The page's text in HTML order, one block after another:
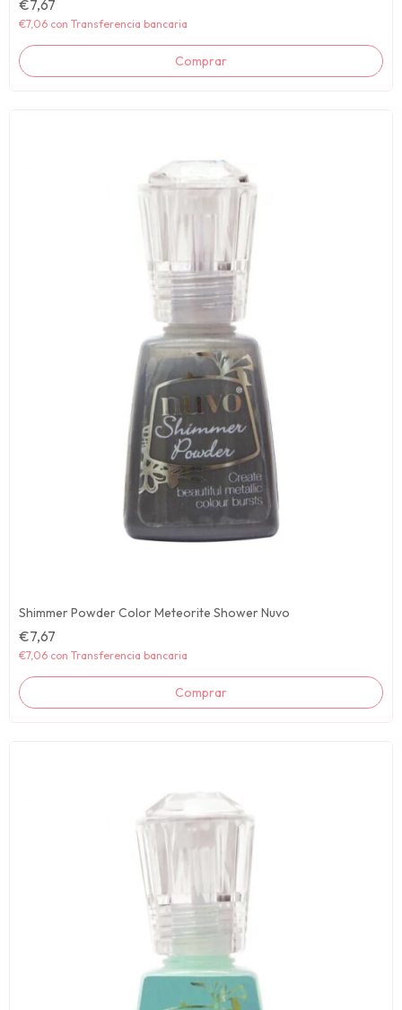
€7,67
€7,06 con Transferencia bancaria
Shimmer Powder Color Meteorite Shower Nuvo
€7,67
€7,06 con Transferencia bancaria